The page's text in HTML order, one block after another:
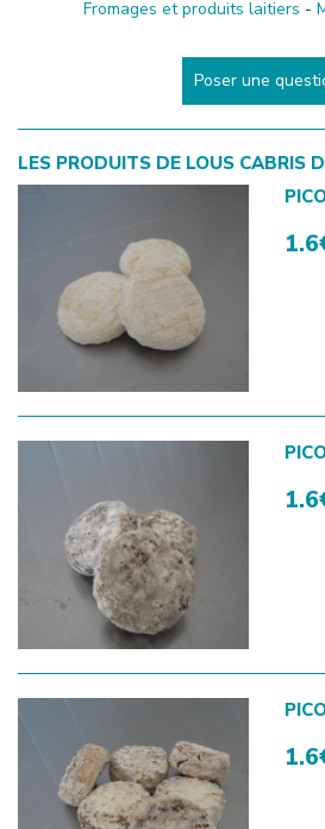
Fromages et produits laitiers -
Poser une
LES PRODUITS DE LOUS CABRIS